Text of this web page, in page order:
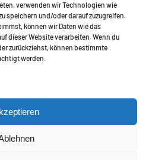
verwenden wir Technologien wie
speichern und/oder darauf zuzugreifen.
können wir Daten wie das
dieser Website verarbeiten. Wenn du
zurückziehst, können bestimmte
werden.
wenn nicht